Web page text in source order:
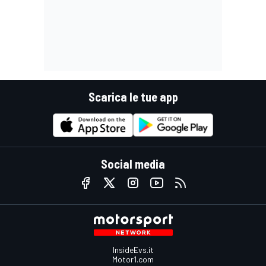
Scarica le tue app
Social media
InsideEvs.it
Motor1.com